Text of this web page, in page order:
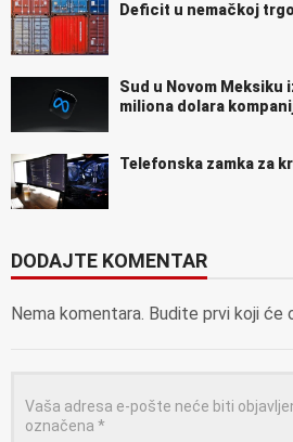
Deficit u nemačkoj
Sud u Novom Meksiku
miliona dolara
Telefonska zamka za
DODAJTE KOMENTAR
Nema komentara. Budite prvi koji će
Vaša adresa e-pošte neće biti
označena *